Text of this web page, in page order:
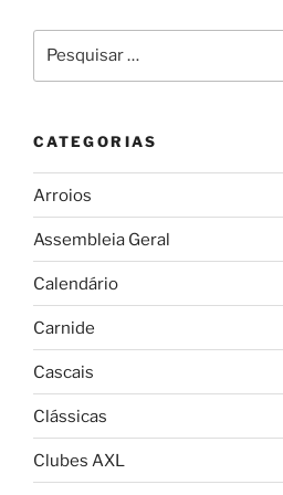
por:
CATEGORIAS
Arroios
Assembleia Geral
Calendário
Carnide
Cascais
Clássicas
Clubes AXL